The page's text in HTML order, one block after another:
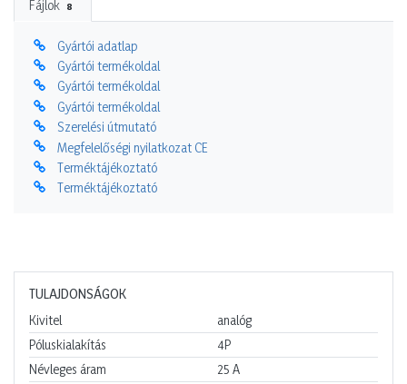
Fájlok 8
Gyártói adatlap
Gyártói termékoldal
Gyártói termékoldal
Gyártói termékoldal
Szerelési útmutató
Megfelelőségi nyilatkozat CE
Terméktájékoztató
Terméktájékoztató
TULAJDONSÁGOK
Kivitel
analóg
Póluskialakítás
4P
Névleges áram
25 A